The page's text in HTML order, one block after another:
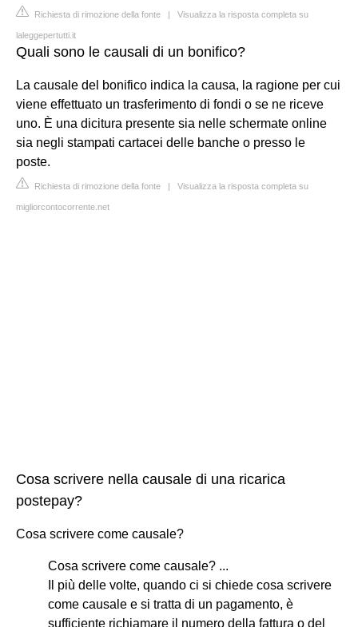
Richiesta di rimozione della fonte | Visualizza la risposta completa su
laleggepertutti.it
Quali sono le causali di un bonifico?
La causale del bonifico indica la causa, la ragione per cui
viene effettuato un trasferimento di fondi o se ne riceve
uno. È una dicitura presente sia nelle schermate online
sia negli stampati cartacei delle banche o presso le
poste.
Richiesta di rimozione della fonte | Visualizza la risposta completa su
migliorcontocorrente.net
Cosa scrivere nella causale di una ricarica
postepay?
Cosa scrivere come causale?
Cosa scrivere come causale? ...
Il più delle volte, quando ci si chiede cosa scrivere
come causale e si tratta di un pagamento, è
sufficiente richiamare il numero della fattura o del